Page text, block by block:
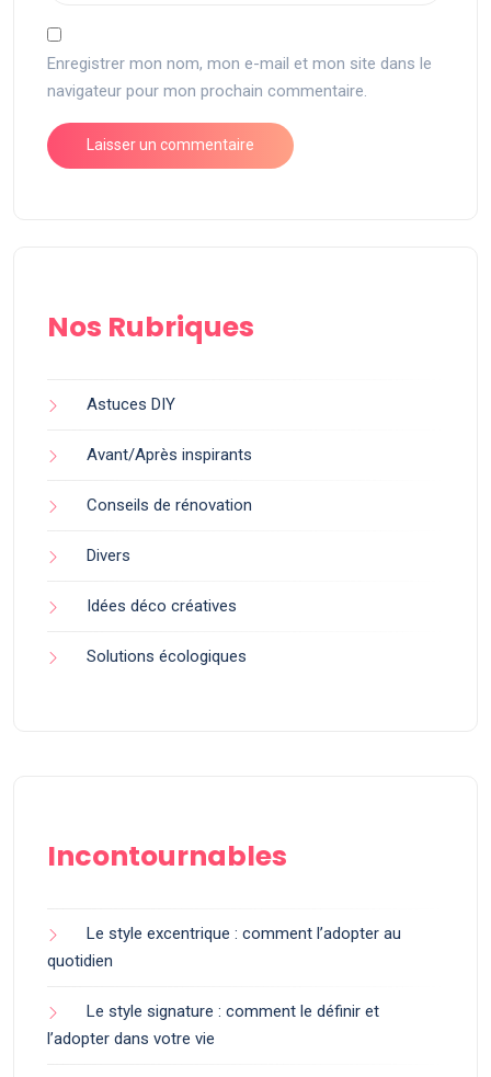
Enregistrer mon nom, mon e-mail et mon site dans le
navigateur pour mon prochain commentaire.
Nos Rubriques
Astuces DIY
Avant/Après inspirants
Conseils de rénovation
Divers
Idées déco créatives
Solutions écologiques
Incontournables
Le style excentrique : comment l’adopter au
quotidien
Le style signature : comment le définir et
l’adopter dans votre vie